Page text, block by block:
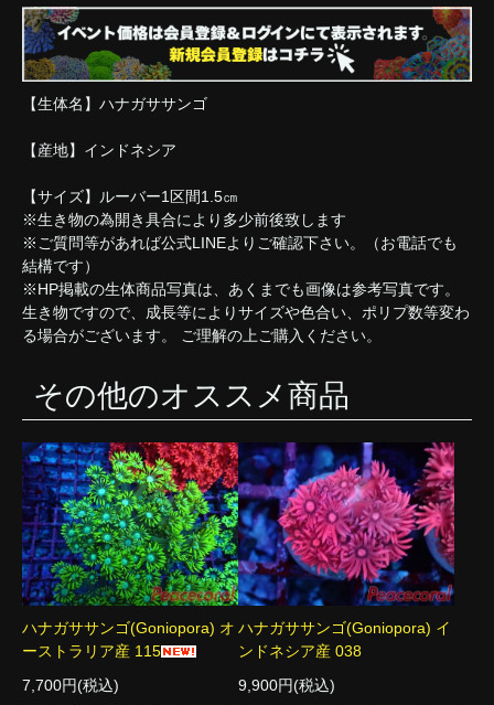
【生体名】ハナガササンゴ
【産地】インドネシア
【サイズ】ルーバー1区間1.5㎝
※生き物の為開き具合により多少前後致します
※ご質問等があれば公式LINEよりご確認下さい。（お電話でも
結構です）
※HP掲載の生体商品写真は、あくまでも画像は参考写真です。
生き物ですので、成長等によりサイズや色合い、ポリプ数等変わ
る場合がございます。 ご理解の上ご購入ください。
その他のオススメ商品
ハナガササンゴ(Goniopora) オ
ーストラリア産 115
7,700円(税込)
ハナガササンゴ(Goniopora) イ
ンドネシア産 038
9,900円(税込)